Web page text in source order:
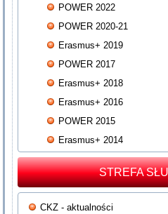
POWER 2022
POWER 2020-21
Erasmus+ 2019
POWER 2017
Erasmus+ 2018
Erasmus+ 2016
POWER 2015
Erasmus+ 2014
STREFA
CKZ - aktualności